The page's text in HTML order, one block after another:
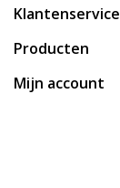
Klantenservice
Producten
Mijn account